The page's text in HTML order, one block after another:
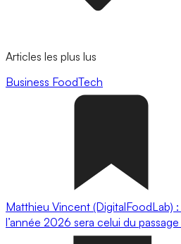
Articles les plus lus
Business FoodTech
Matthieu Vincent (DigitalFoodLab)
l’année 2026 sera celui du passage